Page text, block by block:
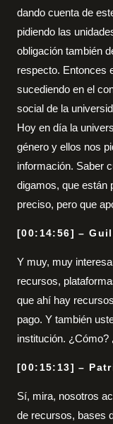
dando cuenta de
pidiendo las
obligación también
respecto. Entonces
sucediendo en el
social de la
Hoy en día la
género y ellos nos
información. Saber
digamos, que están
preciso, pero que
[00:14:56] –
Y muy, muy
recursos,
que ahí hay
pago. Y también
institución.
[00:15:13] –
Sí, mira, nosotros
de recursos, bases